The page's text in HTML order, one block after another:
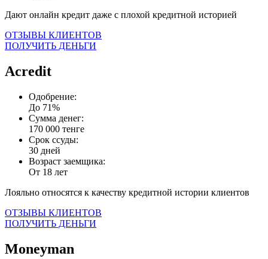
Дают онлайн кредит даже с плохой кредитной историей
ОТЗЫВЫ КЛИЕНТОВ
ПОЛУЧИТЬ ДЕНЬГИ
Acredit
Одобрение:
До 71%
Сумма денег:
170 000 тенге
Срок ссуды:
30 дней
Возраст заемщика:
От 18 лет
Лояльно относятся к качеству кредитной истории клиентов
ОТЗЫВЫ КЛИЕНТОВ
ПОЛУЧИТЬ ДЕНЬГИ
Moneyman